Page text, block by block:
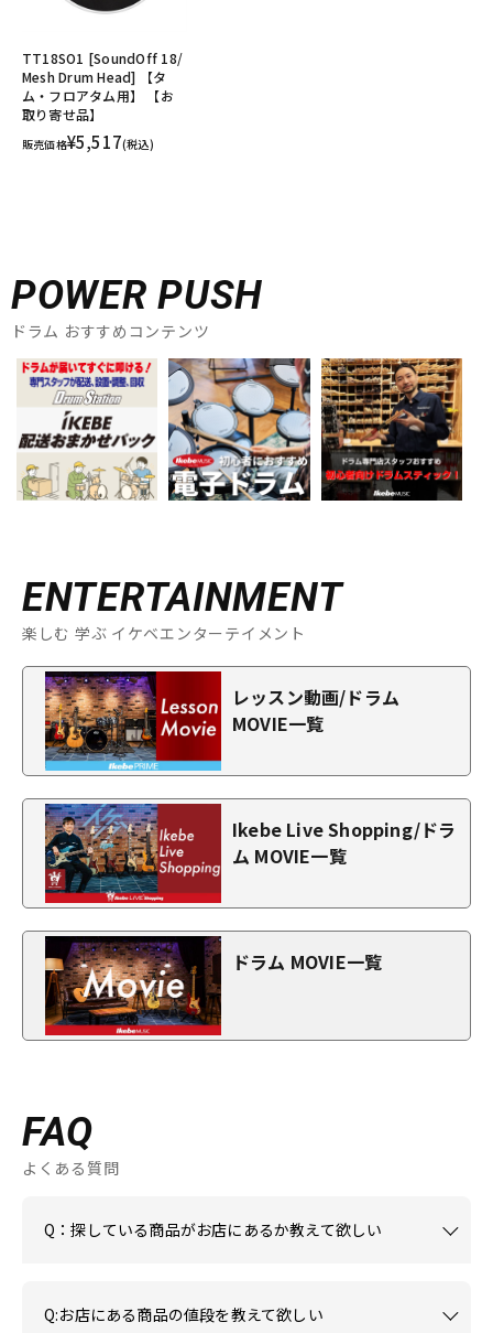
TT18SO1 [SoundOff 18/
Mesh Drum Head] 【タ
ム・フロアタム用】 【お
取り寄せ品】
販売価格¥5,517(税込)
POWER PUSH
ドラム おすすめコンテンツ
ENTERTAINMENT
楽しむ 学ぶ イケベエンターテイメント
レッスン動画/ドラム
MOVIE一覧
Ikebe Live Shopping/ドラ
ム MOVIE一覧
ドラム MOVIE一覧
FAQ
よくある質問
Q：探している商品がお店にあるか教えて欲しい
Q:お店にある商品の値段を教えて欲しい